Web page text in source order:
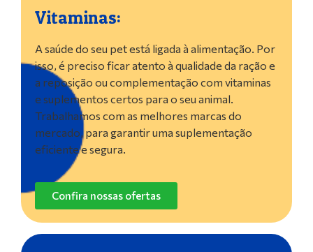
Vitaminas:
A saúde do seu pet está ligada à alimentação. Por
isso, é preciso ficar atento à qualidade da ração e
a reposição ou complementação com vitaminas
e suplementos certos para o seu animal.
Trabalhamos com as melhores marcas do
mercado, para garantir uma suplementação
eficiente e segura.
Confira nossas ofertas